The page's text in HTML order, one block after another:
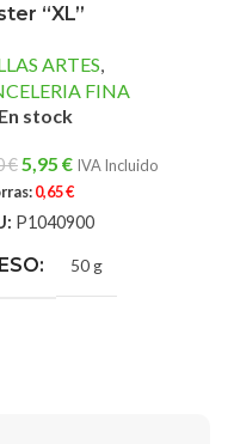
“XL”
ARTES,
FINA
En stock
€5,95 € IVA Incluido
0,65€
P1040900
50 g